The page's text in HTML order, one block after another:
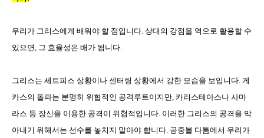
우리가 그리스에게 배워야 할 점입니다. 상대의 강점을 역으로 활용할 수
있으면, 그 효율성은 배가 됩니다.
그리스는 세트피스 상황이나 센터링 상황에서 강한 모습을 보입니다. 게
카스의 돌파는 분명히 위협적인 공격루트이지만, 카리스테아스나 사마
라스 등 장신을 이용한 공격이 위협적입니다. 이러한 그리스의 공격을 막
아내기 위해서는 선수를 놓치지 말아야 합니다. 공중볼 다툼에서 우리가